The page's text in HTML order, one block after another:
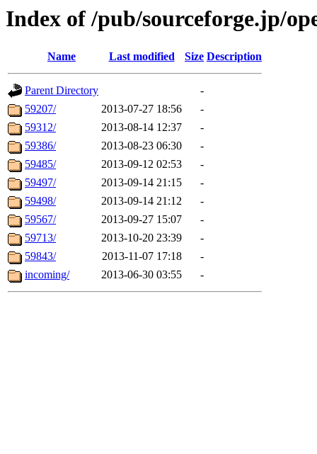
Index of /pub/sourceforge.jp/
Name Last modified Size Description
Parent Directory
-
59207/
2013-07-27 18:56
-
59312/
2013-08-14 12:37
-
59386/
2013-08-23 06:30
-
59485/
2013-09-12 02:53
-
59497/
2013-09-14 21:15
-
59498/
2013-09-14 21:12
-
59567/
2013-09-27 15:07
-
59713/
2013-10-20 23:39
-
59843/
2013-11-07 17:18
-
incoming/
2013-06-30 03:55 -